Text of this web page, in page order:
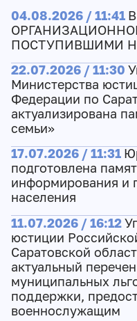
04.08.2026 / 11:41
ПОСТУПИВШИМИ
22.07.2026 / 11:30
Министерства
Федерации по
актуализирована
семьи»
17.07.2026 / 11:31
подготовлена
информирования и
населения
11.07.2026 / 16:12
юстиции
Саратовской
актуальный
муниципальных
поддержки,
военнослужащим